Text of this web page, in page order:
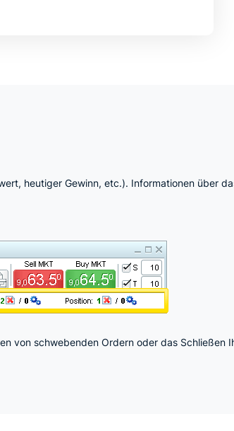
heutiger Gewinn, etc.). Informationen über
von schwebenden Ordern oder das Schließen